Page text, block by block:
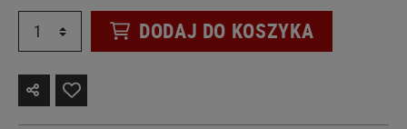
DODAJ DO KOSZYKA